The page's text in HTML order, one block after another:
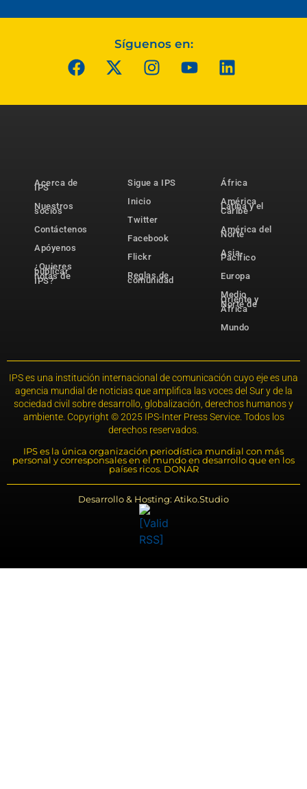
Síguenos en:
Acerca de
IPS
Nuestros
socios
Contáctenos
Apóyenos
¿Quieres
publicar
notas de
IPS?
Sigue a IPS
Inicio
Twitter
Facebook
Flickr
Reglas de
comunidad
África
América
Latina y el
Caribe
América del
Norte
Asia-
Pacífico
Europa
Medio
Oriente y
Norte de
África
Mundo
IPS es una institución internacional de comunicación cuyo eje es una
agencia mundial de noticias que amplifica las voces del Sur y de la
sociedad civil sobre desarrollo, globalización, derechos humanos y
ambiente. Copyright © 2025 IPS-Inter Press Service. Todos los
derechos reservados.
IPS es la única organización periodística mundial con más
personal y corresponsales en el mundo en desarrollo que en los
países ricos. DONAR
Desarrollo & Hosting: Atiko.Studio